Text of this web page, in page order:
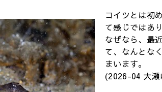
コイツとは初
て感じではあ
なぜなら、最
て、なんとな
まいます。
(2026-04 大